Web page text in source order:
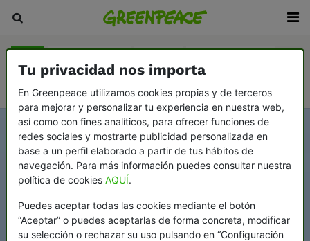
Tu privacidad nos importa
En Greenpeace utilizamos cookies propias y de terceros
para mejorar y personalizar tu experiencia en nuestra web,
así como con fines analíticos, para ofrecer funciones de
redes sociales y mostrarte publicidad personalizada en
base a un perfil elaborado a partir de tus hábitos de
navegación. Para más información puedes consultar nuestra
política de cookies AQUÍ.
Puedes aceptar todas las cookies mediante el botón
“Aceptar” o puedes aceptarlas de forma concreta, modificar
su selección o rechazar su uso pulsando en “Configuración